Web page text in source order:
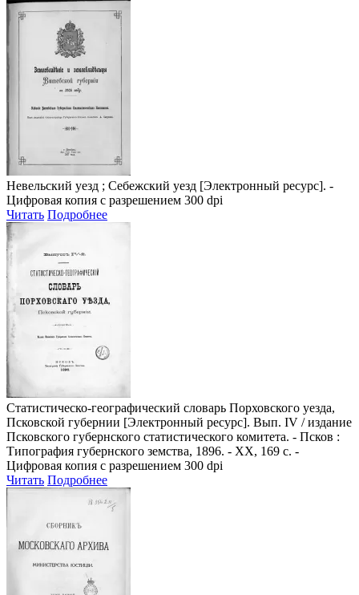
Невельский уезд ; Себежский уезд [Электронный ресурс]. -
Цифровая копия с разрешением 300 dpi
Читать Подробнее
Статистическо-географический словарь Порховского уезда,
Псковской губернии [Электронный ресурс]. Вып. IV / издание
Псковского губернского статистического комитета. - Псков :
Типография губернского земства, 1896. - ХХ, 169 с. -
Цифровая копия с разрешением 300 dpi
Читать Подробнее